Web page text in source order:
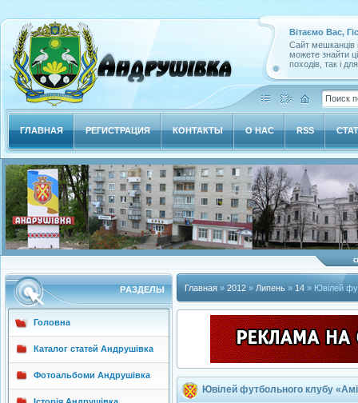
Вітаємо Вас,
Сайт мешканців
можете знайти
походів, так і
ГЛАВНАЯ РЕГИСТРАЦИЯ КОНТАКТЫ О НАС RSS
РAЗДЕЛЫ
Головна
Каталог статей Андрушівка
Фотоальбоми Андрушівка
Главная » 2012 » Липень » 14 » Ювілей
Ювілей футбольного клубу